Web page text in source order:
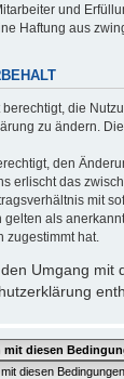
und
Haftung aus
berechtigt, die
zu ändern.
den
erlischt das
mit
gelten als
zugestimmt hat.
Umgang mit